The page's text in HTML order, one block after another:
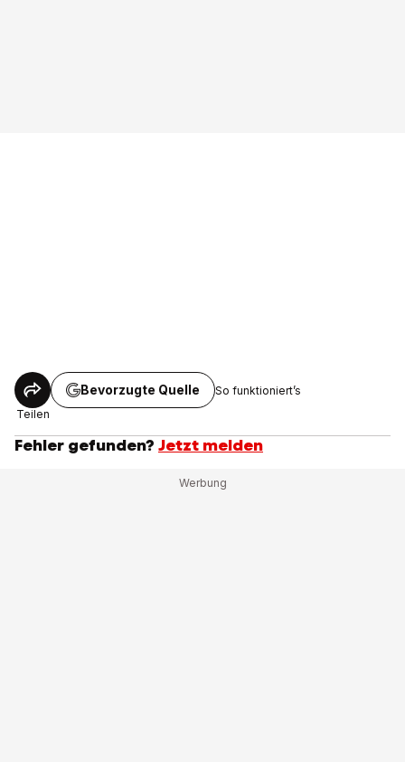
Teilen
Bevorzugte Quelle So funktioniert’s
Fehler gefunden? Jetzt melden